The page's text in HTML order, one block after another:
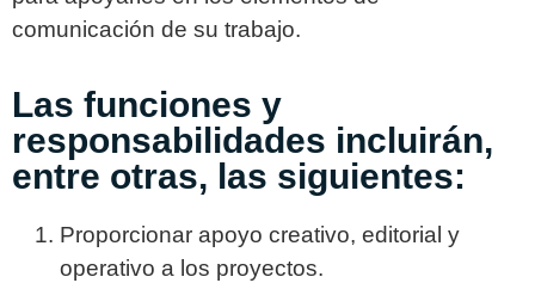
comunicación de su trabajo.
Las funciones y
responsabilidades incluirán,
entre otras, las siguientes:
Proporcionar apoyo creativo, editorial y
operativo a los proyectos.